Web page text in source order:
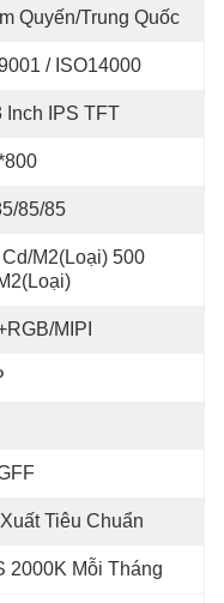
Quyến/Trung Quốc
/ ISO14000
Inch IPS TFT
85/85
m2(Loại) 500
MIPI
Tiêu Chuẩn
2000K Mỗi Tháng